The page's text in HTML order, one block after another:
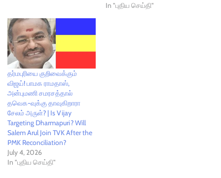
In "புதிய செய்தி"
தர்மபுரியை குறிவைக்கும்
விஜய்! பாமக ராமதாஸ்,
அன்புமணி சமரசத்தால்
தவெக-வுக்கு தாவுகிறாரா
சேலம் அருள்? | Is Vijay
Targeting Dharmapuri? Will
Salem Arul Join TVK After the
PMK Reconciliation?
July 4, 2026
In "புதிய செய்தி"